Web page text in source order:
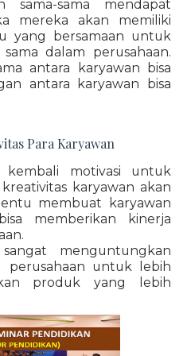
sama-sama mendapat
mereka akan memiliki
yang bersamaan untuk
dalam perusahaan.
antara karyawan bisa
antara karyawan bisa
Para Karyawan
kembali motivasi untuk
karyawan akan
membuat karyawan
memberikan kinerja
menguntungkan
perusahaan untuk lebih
produk yang lebih